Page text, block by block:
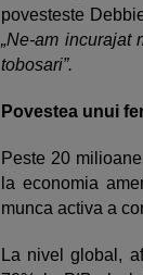
povesteste
„Ne-am incurajat
tobosari”.
Povestea unui
Peste 20
la economia
munca activa a
La nivel global,